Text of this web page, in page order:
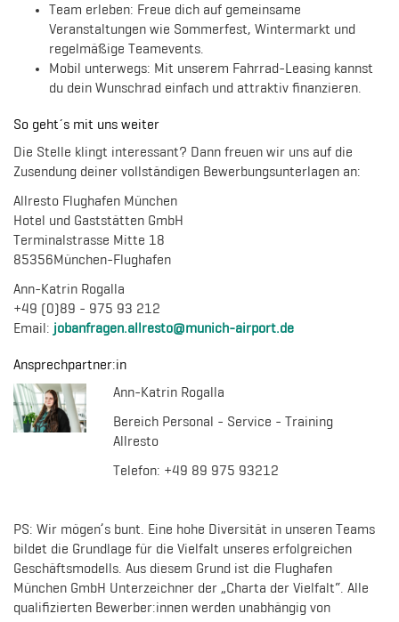
Team erleben: Freue dich auf gemeinsame
Veranstaltungen wie Sommerfest, Wintermarkt und
regelmäßige Teamevents.
Mobil unterwegs: Mit unserem Fahrrad-Leasing kannst
du dein Wunschrad einfach und attraktiv finanzieren.
So geht´s mit uns weiter
Die Stelle klingt interessant? Dann freuen wir uns auf die
Zusendung deiner vollständigen Bewerbungsunterlagen an:
Allresto Flughafen München
Hotel und Gaststätten GmbH
Terminalstrasse Mitte 18
85356München-Flughafen
Ann-Katrin Rogalla
+49 (0)89 - 975 93 212
Email: jobanfragen.allresto@munich-airport.de
Ansprechpartner:in
Ann-Katrin Rogalla
Bereich Personal - Service - Training
Allresto
Telefon: +49 89 975 93212
PS: Wir mögen’s bunt. Eine hohe Diversität in unseren Teams
bildet die Grundlage für die Vielfalt unseres erfolgreichen
Geschäftsmodells. Aus diesem Grund ist die Flughafen
München GmbH Unterzeichner der „Charta der Vielfalt“. Alle
qualifizierten Bewerber:innen werden unabhängig von